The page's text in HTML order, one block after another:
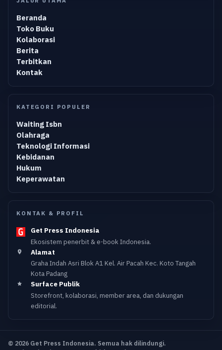
Beranda
Toko Buku
Kolaborasi
Berita
Terbitkan
Kontak
KATEGORI POPULER
Waiting Isbn
Olahraga
Teknologi Informasi
Kebidanan
Hukum
Keperawatan
KONTAK & PROFIL
Get Press Indonesia
Ekosistem penerbit & e-book Indonesia.
Alamat
Graha Indah Asri Blok A1 Kel. Air Pacah Kec. Koto Tangah
Kota Padang
Surface Publik
Storefront, kolaborasi, member area, dan dukungan
editorial.
© 2026 Get Press Indonesia. Semua hak dilindungi.